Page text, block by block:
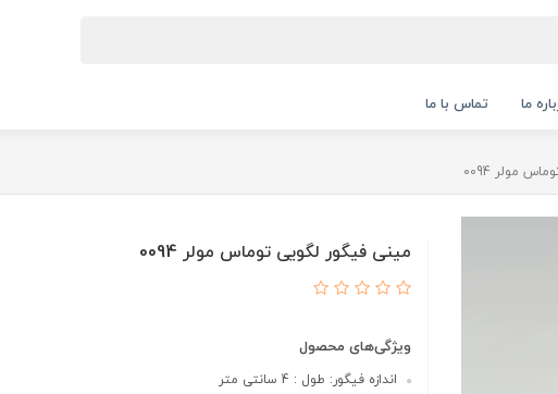
ما تماس با ما
مولر 0094
مینی فیگور لگویی توماس مولر 0094
ویژگی‌های محصول
اندازه فیگور: طول : 4 سانتی متر